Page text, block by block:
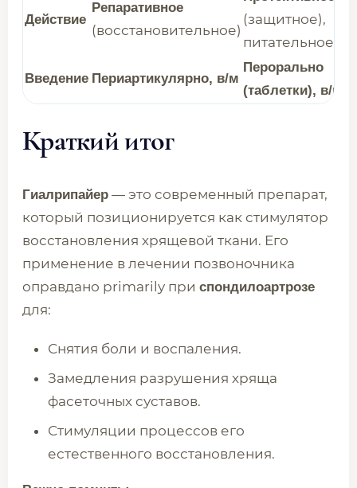
Действие
Репаративное
(восстановительное)
(защитное),
питательное
Введение Периартикулярно, в/м
Перорально
(таблетки), в/м
Краткий итог
Гиалрипайер — это современный препарат,
который позиционируется как стимулятор
восстановления хрящевой ткани. Его
применение в лечении позвоночника
оправдано primarily при спондилоартрозе
для:
Снятия боли и воспаления.
Замедления разрушения хряща
фасеточных суставов.
Стимуляции процессов его
естественного восстановления.